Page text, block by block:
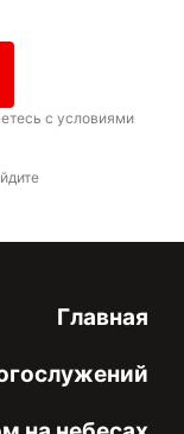
с условиями
Главная